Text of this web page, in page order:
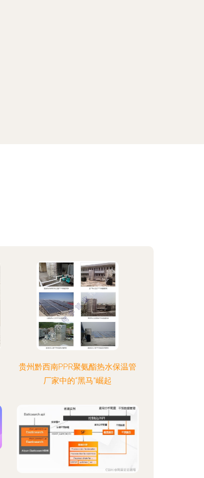
贵州黔西南PPR聚氨酯热水保温管
厂家中的“黑马”崛起